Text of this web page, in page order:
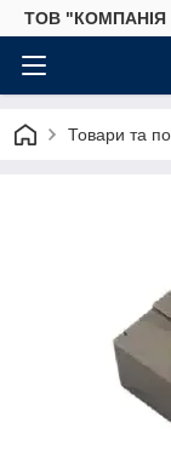
ТОВ "КОМПАНІЯ
Товари та